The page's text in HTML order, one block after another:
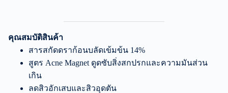
คุณสมบัติสินค้า
สารสกัดดราก้อนบลัดเข้มข้น 14%
สูตร Acne Magnet ดูดซับสิ่งสกปรกและความมันส่วน
เกิน
ลดสิวอักเสบและสิวอุดตัน